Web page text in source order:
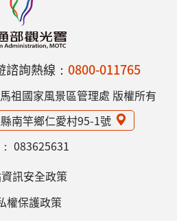
詢熱線： 0800-011765
祖國家風景區管理處 版權所有
南竿鄉仁愛村95-1號
083625631
訊安全政策
權保護政策